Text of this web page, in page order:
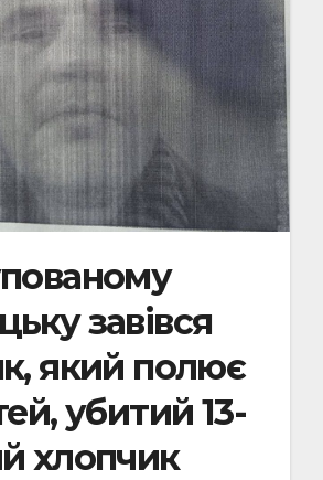
завівся
який полює
убитий 13-
хлопчик